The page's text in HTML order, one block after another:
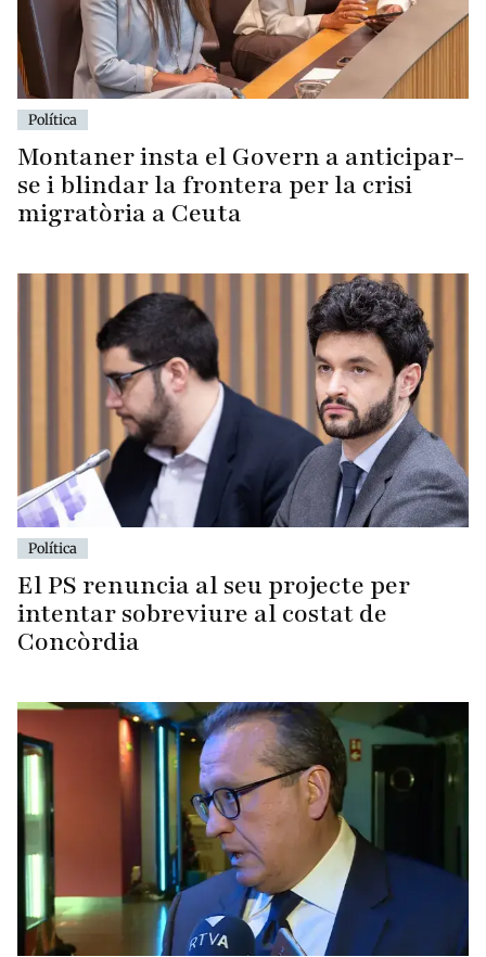
Política
Montaner insta el Govern a anticipar-
se i blindar la frontera per la crisi
migratòria a Ceuta
Política
El PS renuncia al seu projecte per
intentar sobreviure al costat de
Concòrdia